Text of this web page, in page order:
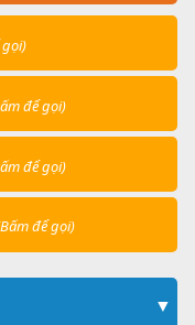
để gọi)
để gọi)
để gọi)
▼